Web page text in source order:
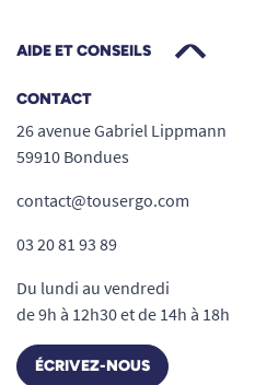
AIDE ET CONSEILS
CONTACT
26 avenue Gabriel Lippmann
59910 Bondues
contact@tousergo.com
03 20 81 93 89
Du lundi au vendredi
de 9h à 12h30 et de 14h à 18h
ÉCRIVEZ-NOUS